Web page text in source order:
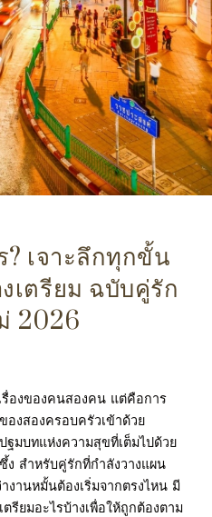
เจาะลึกทุกขั้น
เตรียม ฉบับคู่รัก
2026
รื่องของคนสองคน แต่คือการ
องสองครอบครัวเข้าด้วย
ฐมบทแห่งความสุขที่เต็มไปด้วย
สำหรับคู่รักที่กำลังวางแผน
งานหมั้นต้องเริ่มจากตรงไหน มี
รียมอะไรบ้างเพื่อให้ถูกต้องตาม